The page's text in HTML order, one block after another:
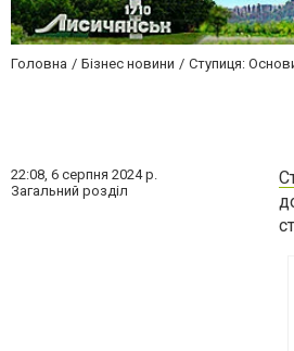
Головна Бізнес новини Ступиця:
22:08, 6 серпня 2024 р.
Загальний розділ